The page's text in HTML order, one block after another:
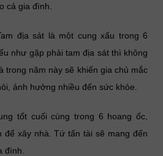
cả gia đình.
địa sát là một cung xấu trong 6
như gặp phải tam địa sát thì không
trong năm này sẽ khiến gia chủ mắc
ảnh hưởng nhiều đến sức khỏe.
tốt cuối cùng trong 6 hoang ốc,
xây nhà. Tứ tấn tài sẽ mang đến
đình.